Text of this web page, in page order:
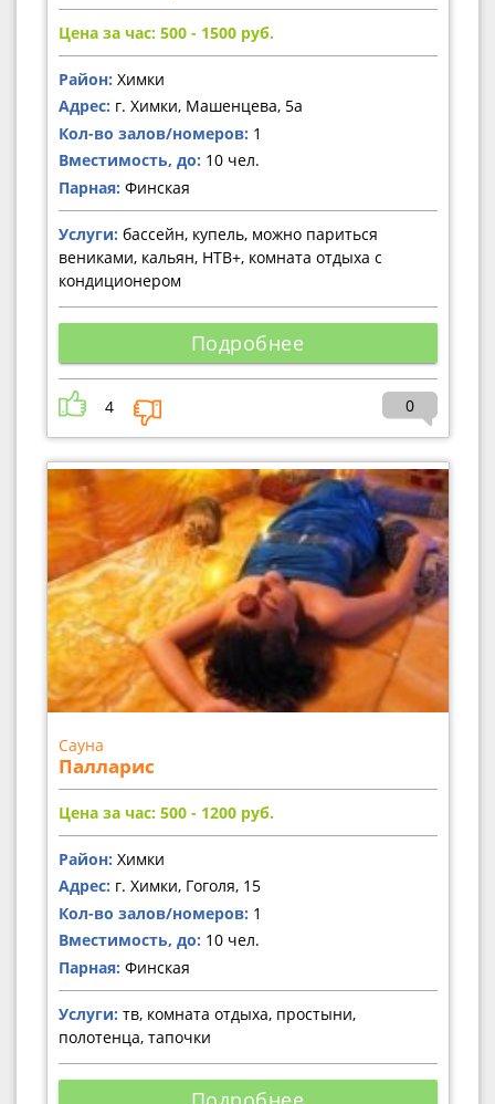
Цена за час: 500 - 1500 руб.
Район: Химки
Адрес: г. Химки, Машенцева, 5а
Кол-во залов/номеров: 1
Вместимость, до: 10 чел.
Парная: Финская
Услуги: бассейн, купель, можно париться
вениками, кальян, НТВ+, комната отдыха с
кондиционером
Подробнее
4 0
Сауна
Палларис
Цена за час: 500 - 1200 руб.
Район: Химки
Адрес: г. Химки, Гоголя, 15
Кол-во залов/номеров: 1
Вместимость, до: 10 чел.
Парная: Финская
Услуги: тв, комната отдыха, простыни,
полотенца, тапочки